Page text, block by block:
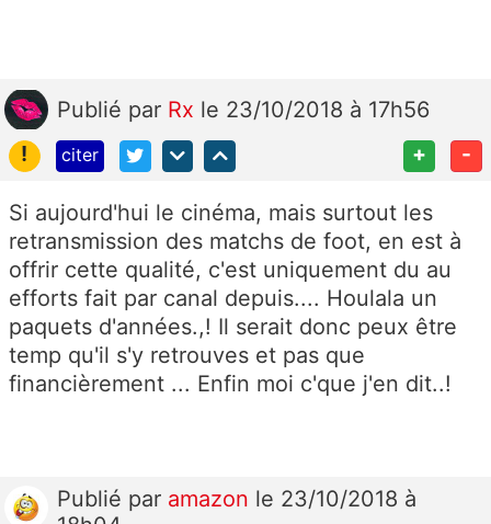
Publié par Rx le 23/10/2018 à 17h56
!
citer + -
Si aujourd'hui le cinéma, mais surtout les
retransmission des matchs de foot, en est à
offrir cette qualité, c'est uniquement du au
efforts fait par canal depuis.... Houlala un
paquets d'années.,! Il serait donc peux être
temp qu'il s'y retrouves et pas que
financièrement ... Enfin moi c'que j'en dit..!
Publié par amazon le 23/10/2018 à